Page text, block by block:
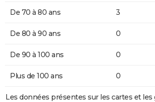
De 70 à 80 ans 3
De 80 à 90 ans 0
De 90 à 100 ans 0
Plus de 100 ans 0
Les données présentes sur les cartes et les